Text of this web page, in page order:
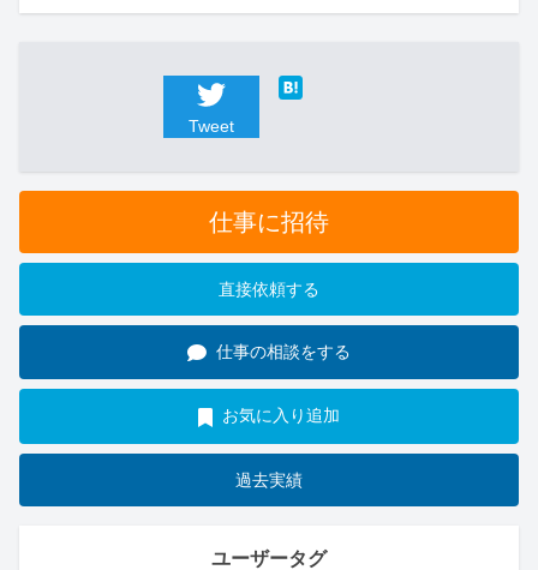
Tweet
仕事に招待
直接依頼する
仕事の相談をする
お気に入り追加
過去実績
ユーザータグ